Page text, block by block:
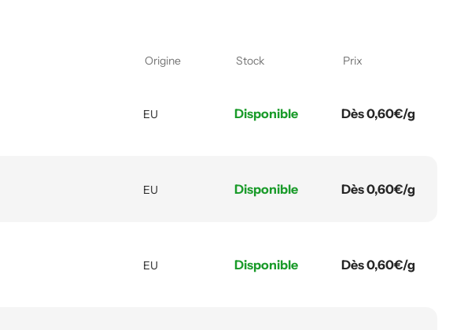
Origine Stock Prix
EU Disponible Dès 0,60€/g
EU Disponible Dès 0,60€/g
EU Disponible Dès 0,60€/g